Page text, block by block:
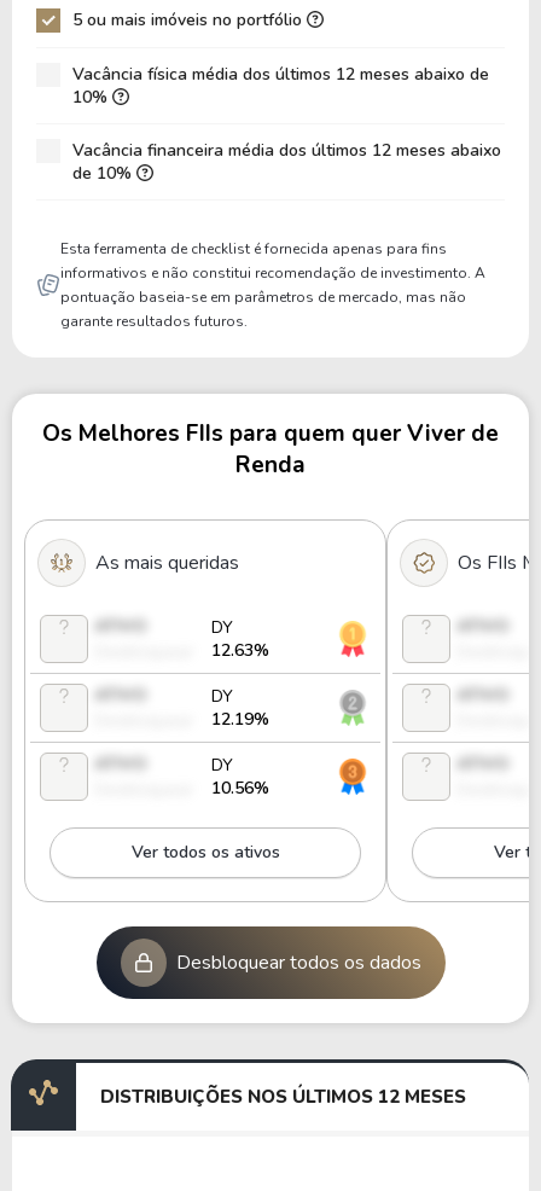
5 ou mais imóveis no portfólio
Vacância física média dos últimos 12 meses abaixo de
10%
Vacância financeira média dos últimos 12 meses abaixo
de 10%
Esta ferramenta de checklist é fornecida apenas para fins
informativos e não constitui recomendação de investimento. A
pontuação baseia-se em parâmetros de mercado, mas não
garante resultados futuros.
Os Melhores FIIs para quem quer Viver de
Renda
As mais queridas
DY
12.63%
DY
12.19%
DY
10.56%
Ver todos os ativos
Os FIIs
Ver
Desbloquear todos os dados
DISTRIBUIÇÕES NOS ÚLTIMOS 12 MESES